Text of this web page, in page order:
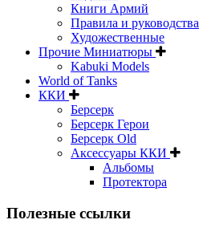
Книги Армий
Правила и руководства
Художественные
Прочие Миниатюры
Kabuki Models
World of Tanks
ККИ
Берсерк
Берсерк Герои
Берсерк Old
Аксессуары ККИ
Альбомы
Протектора
Полезные ссылки